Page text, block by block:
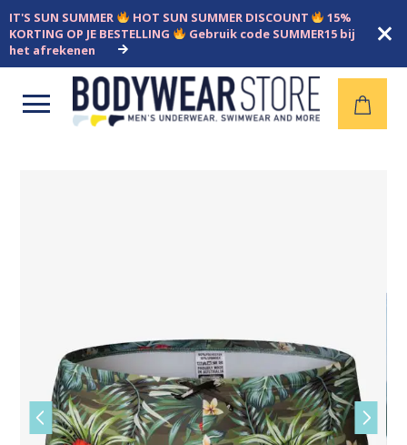
IT'S SUN SUMMER HOT SUN SUMMER DISCOUNT
15%
KORTING OP JE BESTELLING
Gebruik code SUMMER15 bij
het afrekenen
Open
Vorige
slide
slide